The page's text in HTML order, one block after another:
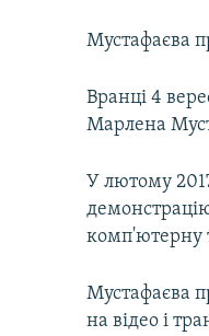
Мустафаєва
Вранці 4
Марлена
У лютому
комп'ютерну
Мустафаєва
на відео і